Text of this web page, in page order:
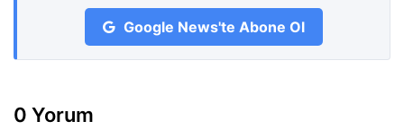
Google News'te Abone Ol
0 Yorum